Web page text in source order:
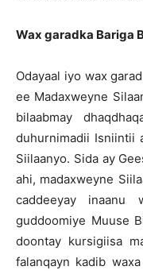
Wax garadka Bariga
Odayaal iyo wax
ee Madaxweyne
bilaabmay
duhurnimadii Isniintii
Siilaanyo. Sida ay
ahi, madaxweyne
caddeeyay
guddoomiye Muuse
doontay kursigiisa
falanqayn kadib